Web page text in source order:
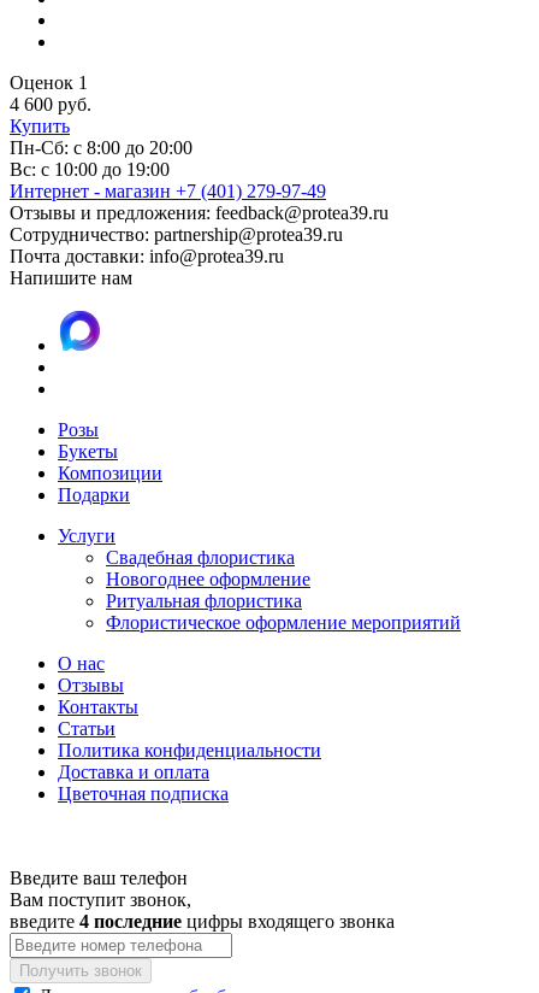
Оценок 1
4 600 руб.
Купить
Пн-Сб: с 8:00 до 20:00
Вс: с 10:00 до 19:00
Интернет - магазин +7 (401) 279-97-49
Отзывы и предложения: feedback@protea39.ru
Сотрудничество: partnership@protea39.ru
Почта доставки: info@protea39.ru
Напишите нам
Розы
Букеты
Композиции
Подарки
Услуги
Свадебная флористика
Новогоднее оформление
Ритуальная флористика
Флористическое оформление мероприятий
О нас
Отзывы
Контакты
Статьи
Политика конфиденциальности
Доставка и оплата
Цветочная подписка
Введите ваш телефон
Вам поступит звонок,
введите 4 последние цифры входящего звонка
Получить звонок